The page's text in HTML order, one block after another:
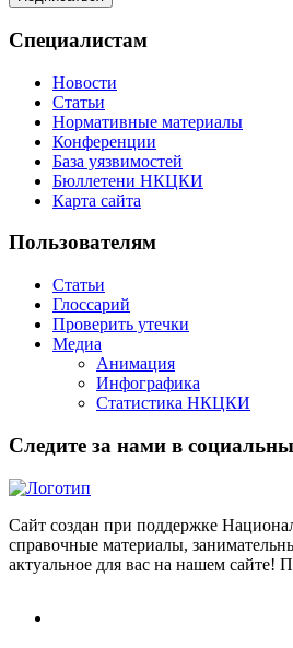
Специалистам
Новости
Статьи
Нормативные материалы
Конференции
База уязвимостей
Бюллетени НКЦКИ
Карта сайта
Пользователям
Статьи
Глоссарий
Проверить утечки
Медиа
Анимация
Инфографика
Статистика НКЦКИ
Следите за нами в
Сайт создан при поддержке
справочные материалы,
актуальное для вас на нашем сайте!